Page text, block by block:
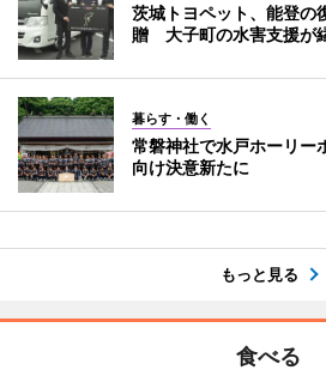
茨城トヨペット、能登の
贈 大子町の水害支援が
暮らす・働く
常磐神社で水戸ホーリ
向け決意新たに
もっと見る
食べる